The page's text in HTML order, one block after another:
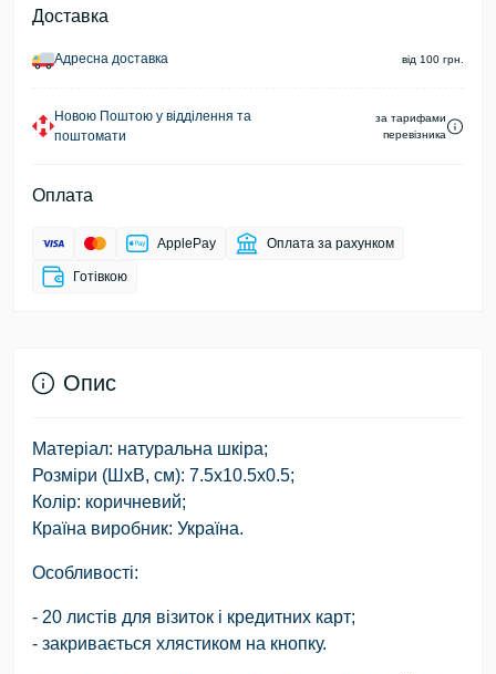
Доставка
Адресна доставка від 100 грн.
Новою Поштою у відділення та
поштомати
за тарифами
перевізника
Оплата
ApplePay Оплата за рахунком
Готівкою
Опис
Матеріал: натуральна шкіра;
Розміри (ШхВ, см): 7.5х10.5х0.5;
Колір: коричневий;
Країна виробник: Україна.
Особливості:
- 20 листів для візиток і кредитних карт;
- закривається хлястиком на кнопку.